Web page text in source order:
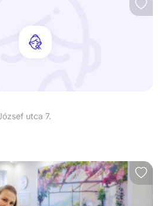
utca 7.